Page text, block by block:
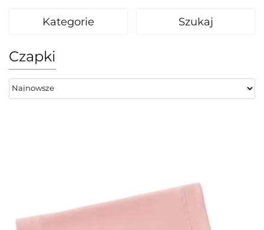
Kategorie Szukaj
Czapki